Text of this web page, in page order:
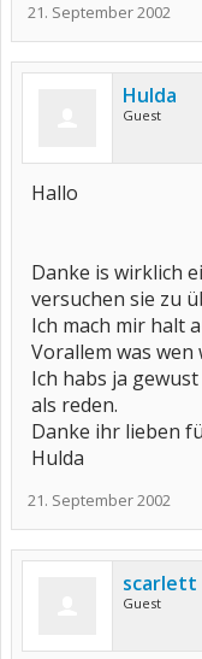
21. September 2002
Hulda
Guest
Hallo
Danke is wirklich
versuchen sie zu
Ich mach mir halt
Vorallem was wen
Ich habs ja
als reden.
Danke ihr lieben
Hulda
21. September 2002
scarlett
Guest